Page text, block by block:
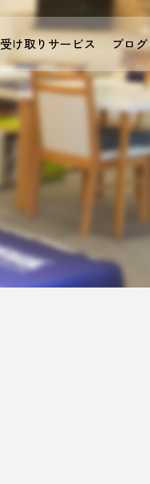
け取りサービス ブログ